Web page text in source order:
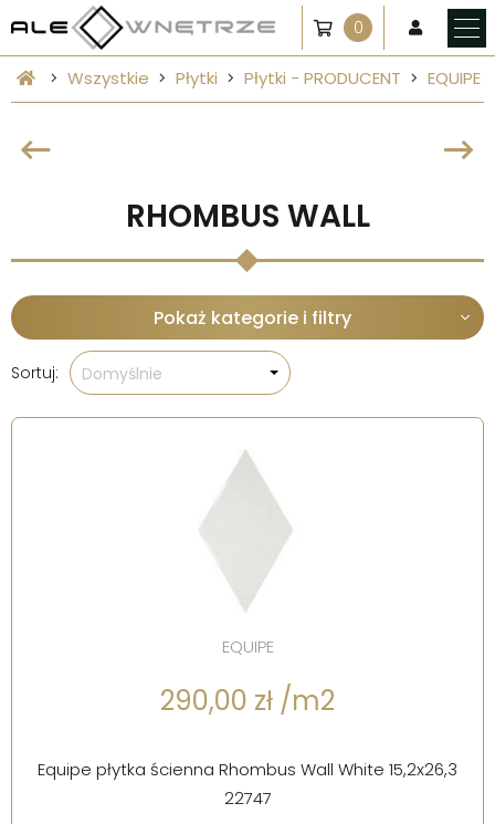
0
Wszystkie Płytki Płytki - PRODUCENT EQUIPE
RHOMBUS WALL
Pokaż kategorie i filtry
Sortuj: Domyślnie
EQUIPE
290,00 zł /m2
Equipe płytka ścienna Rhombus Wall White 15,2x26,3
22747